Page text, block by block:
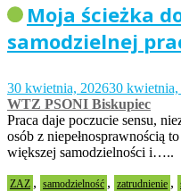
Moja ścieżka
samodzielnej
30 kwietnia, 202630 kwietnia,
WTZ PSONI Biskupiec
Praca daje poczucie sensu,
osób z niepełnosprawnością
większej samodzielności i…..
ZAZ , samodzielność , zatrudnienie ,